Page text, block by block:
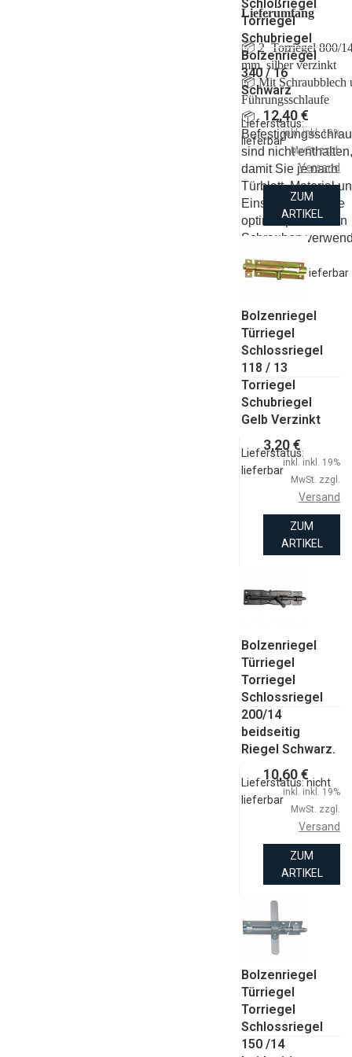
Lieferumfang
📦2 Torriegel 800/
mm, silber verzinkt
📦Mit Schraubblech
Führungsschlaufe
📦
sind nicht enthalten,
damit Sie je nach
Türblatt, Material
Einsatzbereich die
optimal passenden
Schrauben
Lieferstatus: lieferbar
Schloßriegel
Torriegel
Schubriegel
Bolzenriegel
340 / 16
Schwarz
Lieferstatus:
lieferbar
12,40 €
inkl. inkl. 19%
MwSt. zzgl.
Versand
ZUM
ARTIKEL
Bolzenriegel
Türriegel
Schlossriegel
118 / 13
Torriegel
Schubriegel
Gelb Verzinkt
Lieferstatus:
lieferbar
3,20 €
inkl. inkl. 19%
MwSt. zzgl.
Versand
ZUM
ARTIKEL
Bolzenriegel
Türriegel
Torriegel
Schlossriegel
200/14
beidseitig
Riegel Schwarz.
Lieferstatus: nicht
lieferbar
10,60 €
inkl. inkl. 19%
MwSt. zzgl.
Versand
ZUM
ARTIKEL
Bolzenriegel
Türriegel
Torriegel
Schlossriegel
150 /14